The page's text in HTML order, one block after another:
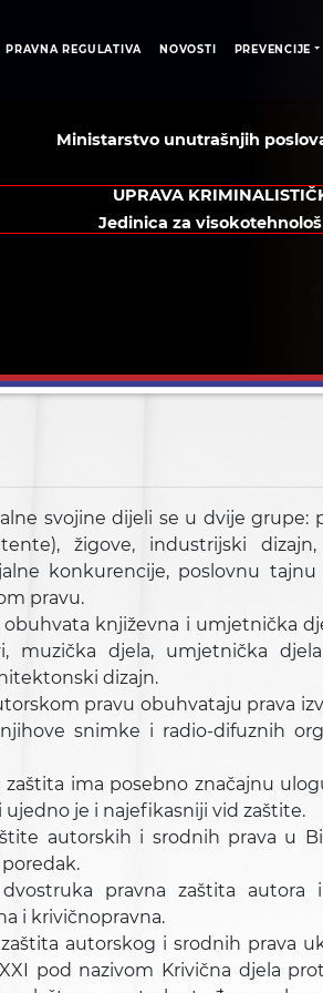
PRAVNA REGULATIVA NOVOSTI PREVENCIJE
Ministarstvo unutrašnjih
UPRAVA
Jedinica za
svojine dijeli se u dvije grupe:
žigove, industrijski
konkurencije, poslovnu
pravu.
književna i umjetnička
muzička djela, umjetnička
dizajn.
pravu obuhvataju prava
snimke i radio-difuznih
zaštita ima posebno značajnu
ujedno je i najefikasniji vid zaštite.
autorskih i srodnih prava u
pravna zaštita
i krivičnopravna.
autorskog i srodnih prava
pod nazivom Krivična djela